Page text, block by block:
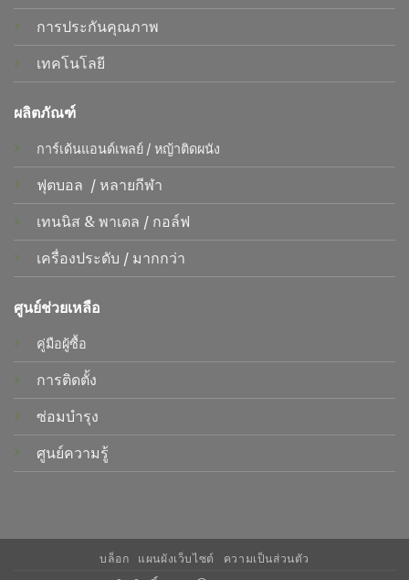
การประกันคุณภาพ
เทคโนโลยี
ผลิตภัณฑ์
การ์เด้นแอนด์เพลย์/ หญ้าติดผนัง
ฟุตบอล / หลายกีฬา
เทนนิส & พาเดล / กอล์ฟ
เครื่องประดับ / มากกว่า
ศูนย์ช่วยเหลือ
คู่มือผู้ซื้อ
การติดตั้ง
ซ่อมบำรุง
ศูนย์ความรู้
บล็อก แผนผังเว็บไซต์ ความเป็นส่วนตัว